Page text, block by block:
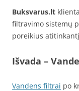
Buksvarus.lt
filtravimo sistemų
poreikius
Išvada –
Vandens filtrai po